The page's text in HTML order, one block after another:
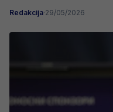
Redakcija·29/05/2026